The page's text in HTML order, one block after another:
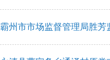
霸州市市场监督管理局胜